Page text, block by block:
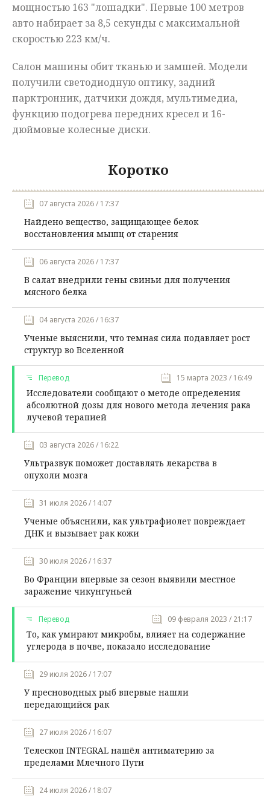
мощностью 163 "лошадки". Первые 100 метров
авто набирает за 8,5 секунды с максимальной
скоростью 223 км/ч.
Салон машины обит тканью и замшей. Модели
получили светодиодную оптику, задний
парктронник, датчики дождя, мультимедиа,
функцию подогрева передних кресел и 16-
дюймовые колесные диски.
Коротко
07 августа 2026 / 17:37
Найдено вещество, защищающее белок
восстановления мышц от старения
06 августа 2026 / 17:37
В салат внедрили гены свиньи для получения
мясного белка
04 августа 2026 / 16:37
Ученые выяснили, что темная сила подавляет рост
структур во Вселенной
Перевод 15 марта 2023 / 16:49
Исследователи сообщают о методе определения
абсолютной дозы для нового метода лечения рака
лучевой терапией
03 августа 2026 / 16:22
Ультразвук поможет доставлять лекарства в
опухоли мозга
31 июля 2026 / 14:07
Ученые объяснили, как ультрафиолет повреждает
ДНК и вызывает рак кожи
30 июля 2026 / 16:37
Во Франции впервые за сезон выявили местное
заражение чикунгуньей
Перевод 09 февраля 2023 / 21:17
То, как умирают микробы, влияет на содержание
углерода в почве, показало исследование
29 июля 2026 / 17:07
У пресноводных рыб впервые нашли
передающийся рак
27 июля 2026 / 16:07
Телескоп INTEGRAL нашёл антиматерию за
пределами Млечного Пути
24 июля 2026 / 18:07